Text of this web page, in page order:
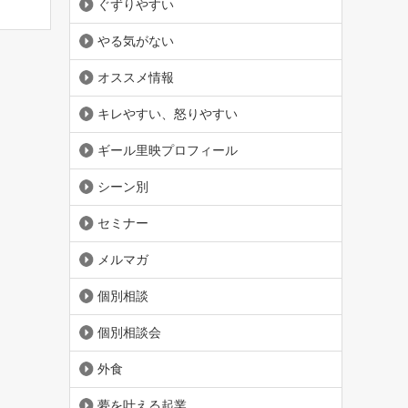
ぐずりやすい
やる気がない
オススメ情報
キレやすい、怒りやすい
ギール里映プロフィール
シーン別
セミナー
メルマガ
個別相談
個別相談会
外食